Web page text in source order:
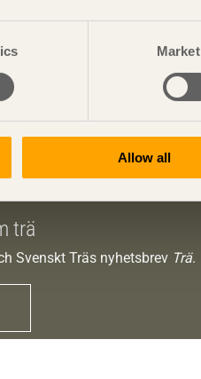
Allow all
Remissvar
Samtliga
Du förflyttas nu
trä
Svenskt Träs nyhetsbrev Trä.